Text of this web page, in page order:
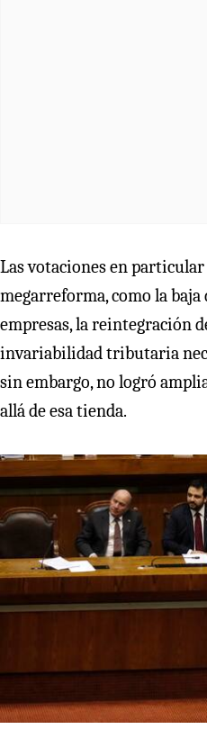
Las votaciones en
megarreforma, como la baja
empresas, la reintegración
invariabilidad tributaria
sin embargo, no logró
allá de esa tienda.